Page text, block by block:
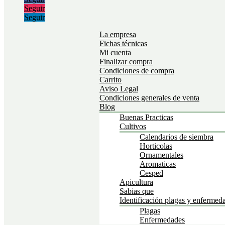
Seguir
Seguir
La empresa
Fichas técnicas
Mi cuenta
Finalizar compra
Condiciones de compra
Carrito
Aviso Legal
Condiciones generales de venta
Blog
Buenas Practicas
Cultivos
Calendarios de siembra
Horticolas
Ornamentales
Aromaticas
Cesped
Apicultura
Sabias que
Identificación plagas y
Plagas
Enfermedades